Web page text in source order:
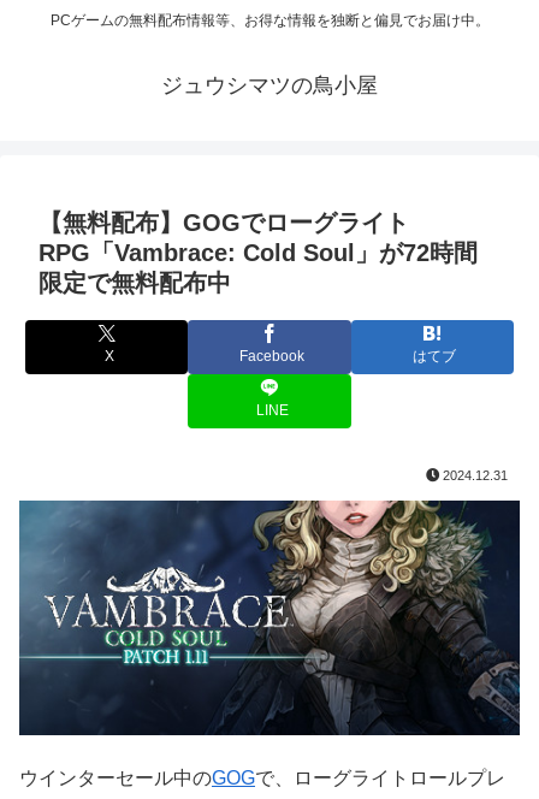
PCゲームの無料配布情報等、お得な情報を独断と偏見でお届け中。
ジュウシマツの鳥小屋
【無料配布】GOGでローグライト
RPG「Vambrace: Cold Soul」が72時間
限定で無料配布中
X Facebook はてブ
LINE
2024.12.31
ウインターセール中のGOGで、ローグライトロールプレ